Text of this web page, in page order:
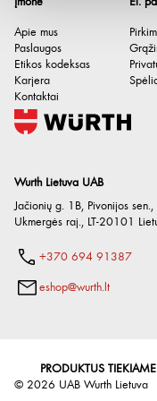
vidinė šešiakampė jungtis
Galvutės tipas
Cilindro skersmuo
Wurth Lietuva UAB
Jačionių g. 1B, Pivonijos sen.,
Ukmergės raj., LT-20101
+370 694 91387
eshop@wurth.lt
Apie mus
Paslaugos
Etikos kodeksas
Karjera
Kontaktai
PRODUKTUS
© 2026 UAB Wurth Lietuva